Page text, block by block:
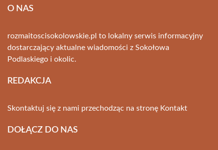
O NAS
rozmaitoscisokolowskie.pl to lokalny serwis informacyjny
dostarczający aktualne wiadomości z Sokołowa
Podlaskiego i okolic.
REDAKCJA
Skontaktuj się z nami przechodząc na stronę Kontakt
DOŁĄCZ DO NAS